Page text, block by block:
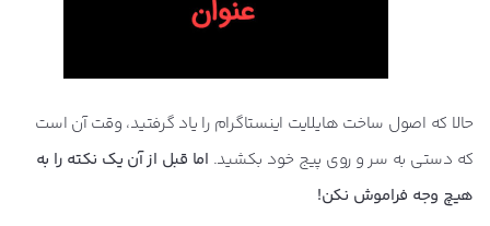
حالا که اصول ساخت هایلایت اینستاگرام را یاد گرفتید، وقت آن است
که دستی به سر و روی پیج خود بکشید. اما قبل از آن یک نکته را به
هیچ وجه فراموش نکن!